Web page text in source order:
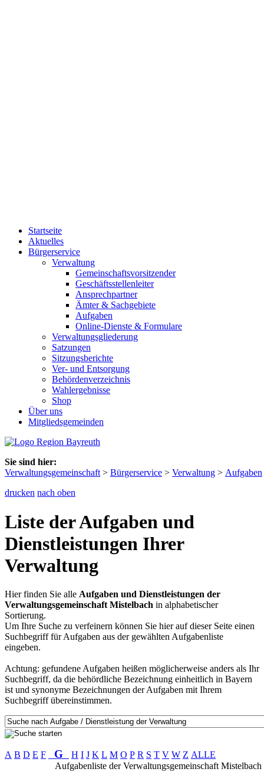
Startseite
Aktuelles
Bürgerservice
Verwaltung
Gemeinschaftsvorsitzender
Geschäftsstellenleiter
Ansprechpartner
Ämter & Sachgebiete
Aufgaben
Online-Dienste & Formulare
Verwaltungsgliederung
Satzungen
Sitzungsberichte
Ver- und Entsorgung
Behördenverzeichnis
Wahlergebnisse
Shop
Über uns
Mitgliedsgemeinden
Sie sind hier:
Verwaltungsgemeinschaft > Bürgerservice > Verwaltung > Aufgaben
drucken nach oben
Liste der Aufgaben und
Dienstleistungen Ihrer
Verwaltung
Hier finden Sie alle Aufgaben und Dienstleistungen der
Verwaltungsgemeinschaft Mistelbach in alphabetischer
Sortierung.
Um Ihre Suche zu verfeinern können Sie hier auf dieser Seite einen
Suchbegriff für Aufgaben aus der gewählten Aufgabenliste
eingeben.
Achtung: gefundene Aufgaben heißen möglicherweise anders als Ihr
Suchbegriff, da die behördliche Bezeichnung einheitlich in Bayern
ist und synonyme Bezeichnungen der Aufgaben mit Ihrem
Suchbegriff übereinstimmen.
A B D E F G H I J K L M O P R S T V W Z ALLE
Aufgabenliste der Verwaltungsgemeinschaft Mistelbach